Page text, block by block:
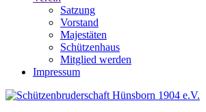
Satzung
Vorstand
Majestäten
Schützenhaus
Mitglied werden
Impressum